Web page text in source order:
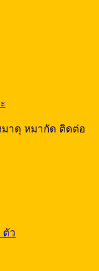
มาดุ หมากัด ติดต่อ
ตัว